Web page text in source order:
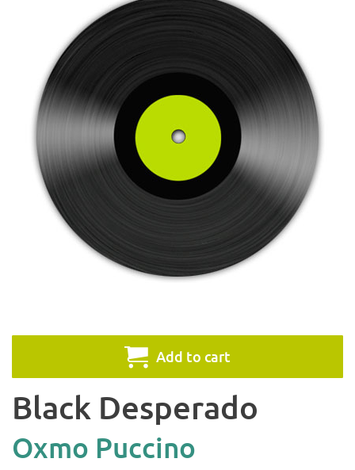
Add to cart
Black Desperado
Oxmo Puccino